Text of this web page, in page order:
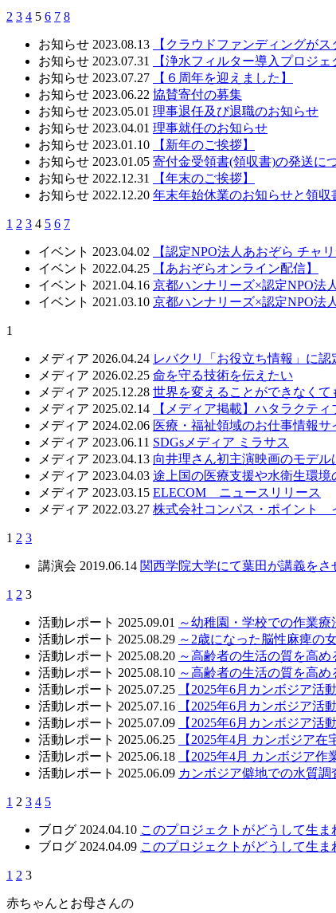
2 3 4 5 6 7 8
お知らせ 2023.08.13
【クラウドファンディングがス
お知らせ 2023.07.31
【浄水フィルター導入プロジェ
お知らせ 2023.07.27
【６周年を迎えました】
お知らせ 2023.06.22 協賛寄付の募集
お知らせ 2023.05.01 理事退任及び退職のお知らせ
お知らせ 2023.04.01 理事就任のお知らせ
お知らせ 2023.01.10
【新年のご挨拶】
お知らせ 2023.01.05 寄付金受領書(領収書)の発送に
お知らせ 2022.12.31
【年末のご挨拶】
お知らせ 2022.12.20 年末年始休業のお知らせと領収
1 2 3 4 5 6 7
イベント 2023.04.02
【認定NPO法人あおぞら チャ
イベント 2022.04.25
【あおぞらオンライン配信】
イベント 2021.04.16 京都ハンナリーズ×認定NPO
イベント 2021.03.10 京都ハンナリーズ×認定NPO
1
メディア 2026.04.24 レバクリ「お役立ち情報」に
メディア 2026.02.25 命を守る技術を伝えたい
メディア 2025.12.28 世界を変えることができなくて
メディア 2025.02.14
【メディア掲載】ハタラクテ
メディア 2024.02.06 医療・福祉領域のお仕事情報
メディア 2023.06.11 SDGsメディア ミラサス
メディア 2023.04.13 向井理さん初主演映画のモデル
メディア 2023.04.03 途上国の医療支援や水衛生環
メディア 2023.03.15 ELECOM ニュースリリース
メディア 2022.03.27 株式会社コンパス・ポイント
1 2 3
講演会 2019.06.14 関西学院大学にて葉田が講義をさ
1 2 3
活動レポート 2025.09.01 ～幼稚園・学校での作業療
活動レポート 2025.08.29 ～2歳になった脳性麻痺の
活動レポート 2025.08.20 ～高齢者の生活の質を高
活動レポート 2025.08.10 ～高齢者の生活の質を高
活動レポート 2025.07.25
【2025年6月カンボジア活
活動レポート 2025.07.16
【2025年6月カンボジア活
活動レポート 2025.07.09
【2025年6月カンボジア活
活動レポート 2025.06.25
【2025年4月 カンボジア在
活動レポート 2025.06.18
【2025年4月 カンボジア作
活動レポート 2025.06.09 カンボジア僻地での水質調
1 2 3 4 5
ブログ 2024.04.10 このプロジェクトがどうして生
ブログ 2024.04.09 このプロジェクトがどうして生
1 2 3
赤ちゃんとお母さんの